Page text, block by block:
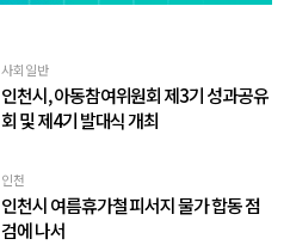
사회일반
인천시, 아동참여위원회 제3기 성과공유
회 및 제4기 발대식 개최
인천
인천시 여름휴가철 피서지 물가 합동 점
검에 나서